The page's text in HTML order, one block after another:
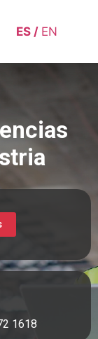
ES EN
1618